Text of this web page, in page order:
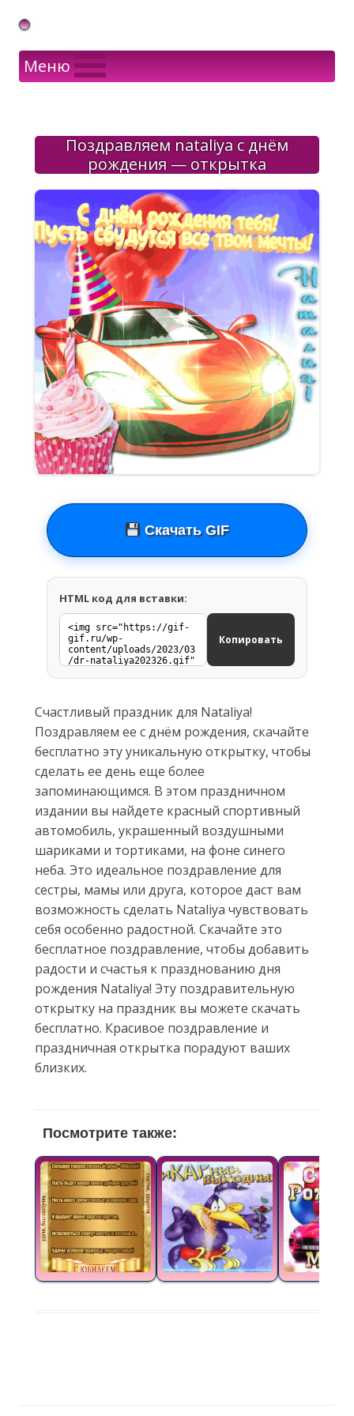
Gif Открытки в подарок
Меню
Поздравляем nataliya с днём
рождения — открытка
Скачать GIF
HTML код для вставки:
Копировать
Счастливый праздник для Nataliya!
Поздравляем ее с днём рождения, скачайте
бесплатно эту уникальную открытку, чтобы
сделать ее день еще более
запоминающимся. В этом праздничном
издании вы найдете красный спортивный
автомобиль, украшенный воздушными
шариками и тортиками, на фоне синего
неба. Это идеальное поздравление для
сестры, мамы или друга, которое даст вам
возможность сделать Nataliya чувствовать
себя особенно радостной. Скачайте это
бесплатное поздравление, чтобы добавить
радости и счастья к празднованию дня
рождения Nataliya! Эту поздравительную
открытку на праздник вы можете скачать
бесплатно. Красивое поздравление и
праздничная открытка порадуют ваших
близких.
Посмотрите также: